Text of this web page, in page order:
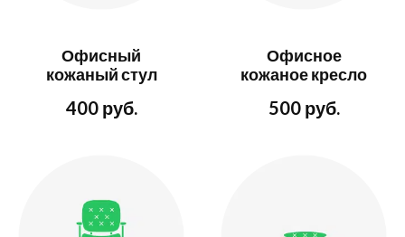
Офисный
кожаный стул
400 руб.
Офисное
кожаное кресло
500 руб.